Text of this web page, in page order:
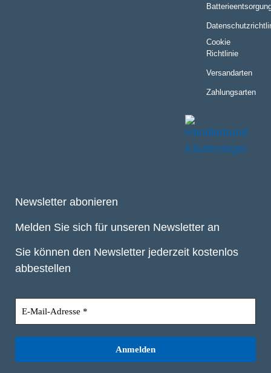
Cookie
Richtlinie
Versandarten
Zahlungsarten
Newsletter abonieren
Melden Sie sich für unseren Newsletter an
Sie können den Newsletter jederzeit kostenlos
abbestellen